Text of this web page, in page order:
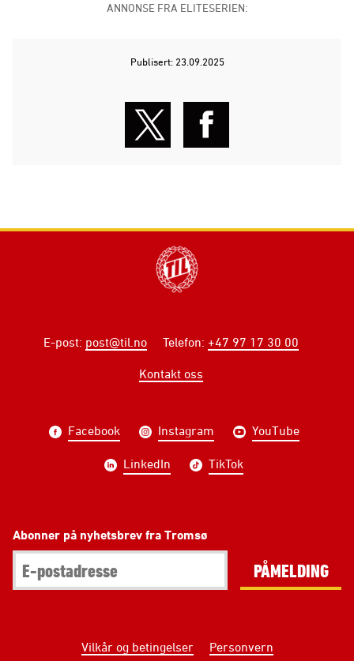
ANNONSE FRA ELITESERIEN:
Publisert: 23.09.2025
E-post: post@til.no Telefon: +47 97 17 30 00
Kontakt oss
Facebook Instagram YouTube
LinkedIn TikTok
Abonner på nyhetsbrev fra Tromsø
PÅMELDING
Vilkår og betingelser Personvern